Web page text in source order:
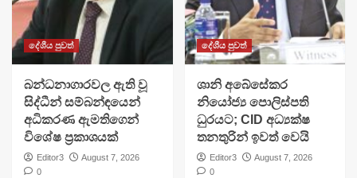
දේශීය පුවත්
බන්ධනාගාරවල ඇති වූ
සිද්ධීන් සම්බන්ඳයෙන්
අධිකරණ ඇමතිගෙන්
විශේෂ ප්‍රකාශයක්
Editor3
August 7, 2026
0
දේශීය පුවත්
ශානි අබේසේකර
නියෝජ්‍ය පොලිස්පති
ධුරයට; CID අධ්‍යක්ෂ
තනතුරින් ඉවත් වෙයි
Editor3
August 7, 2026
0